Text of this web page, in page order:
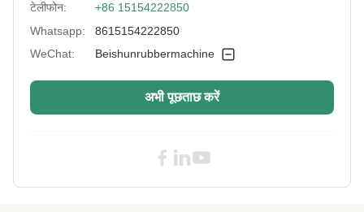
Name: रबर वल्केनाइजिंग प्रेस मशीन
Type: Vulcanizing Press
Vulcanizing Time:
2RT Mold Opening Flat Vulcanizing
टेलीफोन:
+86 15154222850
Whatsapp:
8615154222850
WeChat:
Beishunrubbermachine
अभी पूछताछ करें